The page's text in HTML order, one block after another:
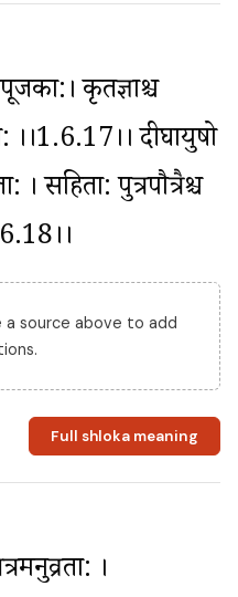
कृतज्ञाश्च
।।1.6.17।। दीर्घायुषो
। सहिता: पुत्रपौत्रैश्च
a source above to add
Full shloka meaning
।